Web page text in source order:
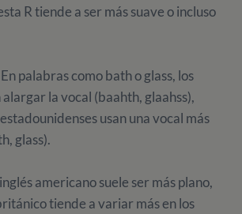
R tiende a ser más suave o incluso
En palabras como bath o glass, los
la vocal (baahth, glaahss),
usan una vocal más
glass).
americano suele ser más plano,
tiende a variar más en los